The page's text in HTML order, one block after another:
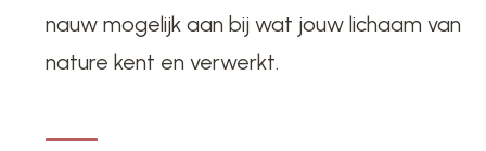
nauw mogelijk aan bij wat jouw lichaam van
nature kent en verwerkt.